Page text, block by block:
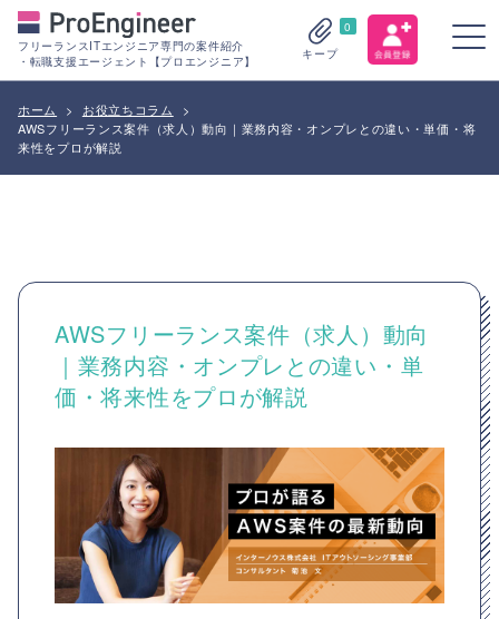
フリーランスITエンジニア専門の案件紹介
・転職支援エージェント【プロエンジニア】
0
キープ
ホーム > お役立ちコラム
>
AWSフリーランス案件（求人）動向｜業務内容・オンプレとの違い・単価・将
来性をプロが解説
AWSフリーランス案件（求人）動向
｜業務内容・オンプレとの違い・単
価・将来性をプロが解説